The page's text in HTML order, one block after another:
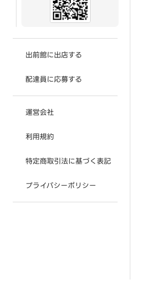
出前館に出店する
配達員に応募する
運営会社
利用規約
特定商取引法に基づく表記
プライバシーポリシー